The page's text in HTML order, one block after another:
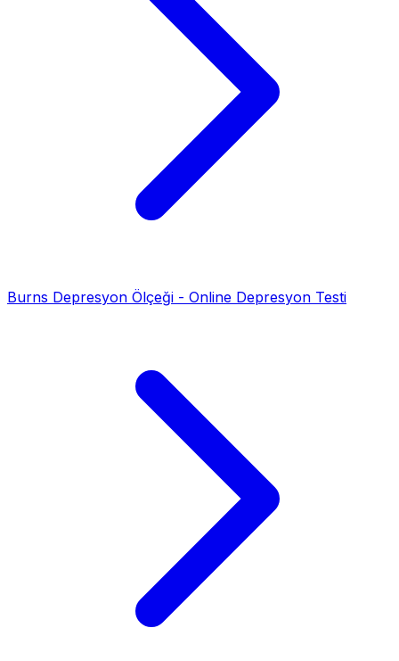
Burns Depresyon Ölçeği - Online Depresyon Testi